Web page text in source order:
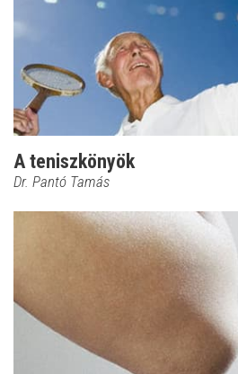
A teniszkönyök
Dr. Pantó Tamás